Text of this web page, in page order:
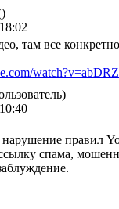
там все
нарушение правил
спама,